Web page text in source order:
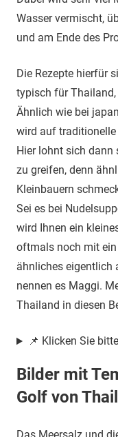
Wasser vermischt,
und am Ende des
Die Rezepte hierfür
typisch für
Ähnlich wie bei
wird auf traditionelle
Hier lohnt sich dann
zu greifen, denn
Kleinbauern
Sei es bei
wird Ihnen ein
oftmals noch mit
ähnliches eigentlich
nennen es Maggi.
Thailand in diesen
📌 Klicken Sie
Bilder mit
Golf von